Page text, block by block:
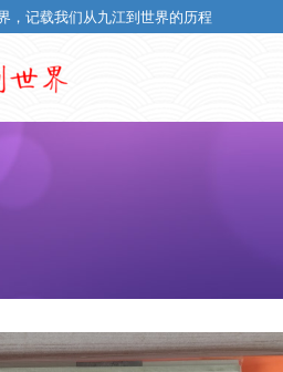
，记载我们从九江到世界的历程
，记载我们从九江到世界的历程